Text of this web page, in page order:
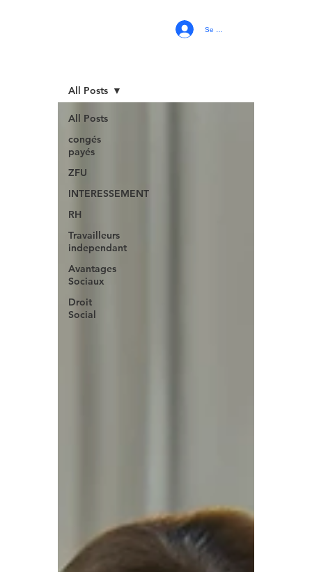
Se connecter
All Posts
congés
payés
ZFU
INTERESSEMENT
RH
Travailleurs
independant
Avantages
Sociaux
Droit
Social
All Posts